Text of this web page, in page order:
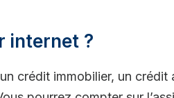
internet ?
crédit immobilier, un crédit